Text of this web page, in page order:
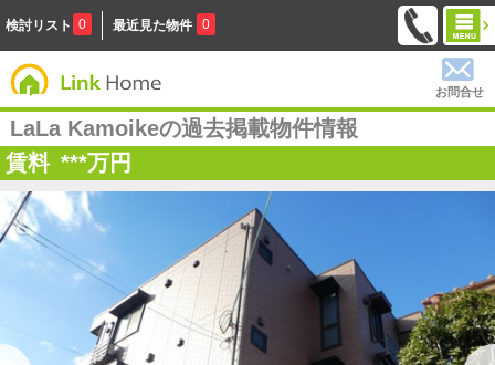
検討リスト 0 最近見た物件 0
お問合せ
LaLa Kamoikeの過去掲載物件情報
賃料 ***万円